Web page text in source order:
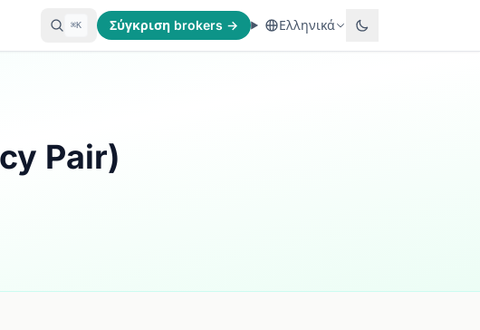
⌘K Σύγκριση brokers → Ελληνικά
Pair)